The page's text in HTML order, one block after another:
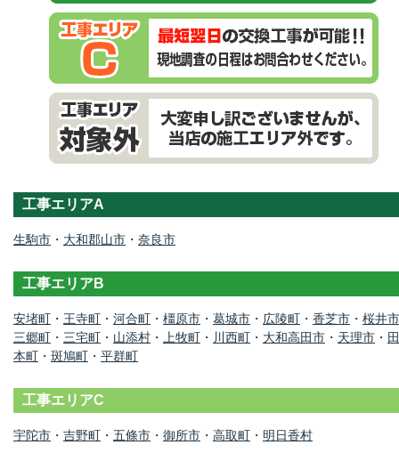
工事エリアA
生駒市 ・ 大和郡山市 ・ 奈良市
工事エリアB
安堵町 ・ 王寺町 ・ 河合町 ・ 橿原市 ・ 葛城市 ・ 広陵町 ・ 香芝市 ・ 桜井市
三郷町 ・ 三宅町 ・ 山添村 ・ 上牧町 ・ 川西町 ・ 大和高田市 ・ 天理市 ・
本町 ・ 斑鳩町 ・ 平群町
工事エリアC
宇陀市 ・ 吉野町 ・ 五條市 ・ 御所市 ・ 高取町 ・ 明日香村